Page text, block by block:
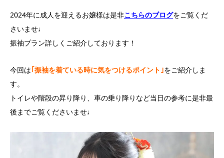
2024年に成人を迎えるお嬢様は是非こちらのブログをご覧くだ
さいませ♩
振袖プラン詳しくご紹介しております！
今回は｢振袖を着ている時に気をつけるポイント｣をご紹介しま
す。
トイレや階段の昇り降り、車の乗り降りなど当日の参考に是非最
後までご覧くださいませ♩